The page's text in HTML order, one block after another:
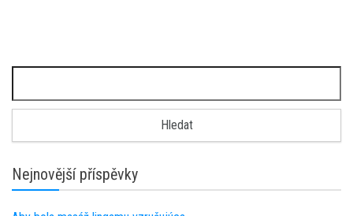
Nejnovější příspěvky